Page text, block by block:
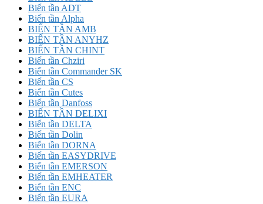
Biến tần ADT
Biến tần Alpha
BIẾN TẦN AMB
BIẾN TẦN ANYHZ
BIẾN TẦN CHINT
Biến tần Chziri
Biến tần Commander SK
Biến tần CS
Biến tần Cutes
Biến tần Danfoss
BIẾN TẦN DELIXI
Biến tần DELTA
Biến tần Dolin
Biến tần DORNA
Biến tần EASYDRIVE
Biến tần EMERSON
Biến tần EMHEATER
Biến tần ENC
Biến tần EURA